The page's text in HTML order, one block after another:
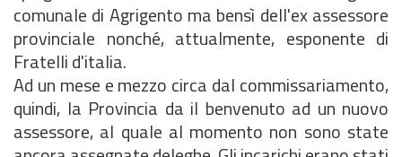
comunale di Agrigento ma bensì dell'ex assessore
provinciale nonché, attualmente, esponente di
Fratelli d'italia.
Ad un mese e mezzo circa dal commissariamento,
quindi, la Provincia da il benvenuto ad un nuovo
assessore, al quale al momento non sono state